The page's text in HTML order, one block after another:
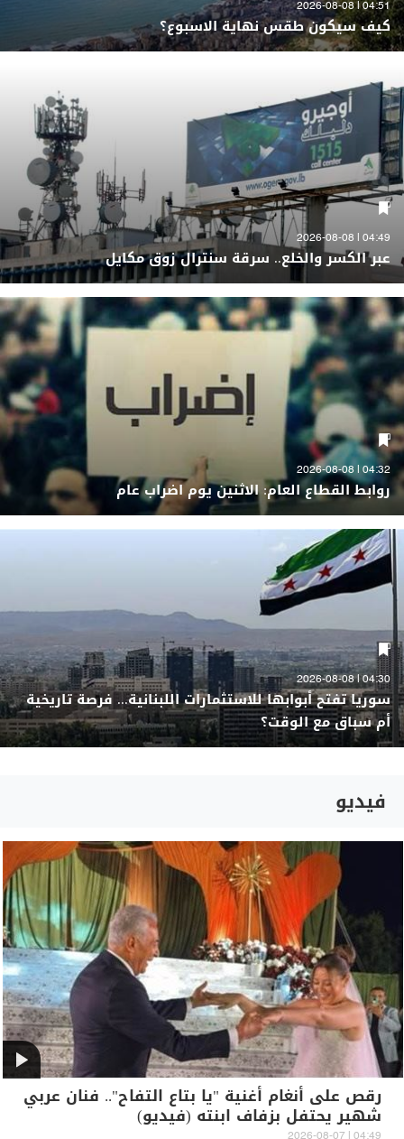
04:51 | 2026-08-08
كيف سيكون طقس نهاية الاسبوع؟
04:49 | 2026-08-08
عبر الكسر والخلع.. سرقة سنترال زوق مكايل
04:32 | 2026-08-08
روابط القطاع العام: الاثنين يوم اضراب عام
04:30 | 2026-08-08
سوريا تفتح أبوابها للاستثمارات اللبنانية... فرصة تاريخية
أم سباق مع الوقت؟
فيديو
رقص على أنغام أغنية "يا بتاع التفاح".. فنان عربي
شهير يحتفل بزفاف ابنته (فيديو)
04:49 | 2026-08-07